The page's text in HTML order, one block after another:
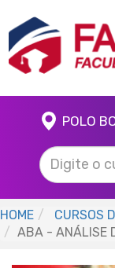
POLO
HOME
CURSOS
ABA - ANÁLISE